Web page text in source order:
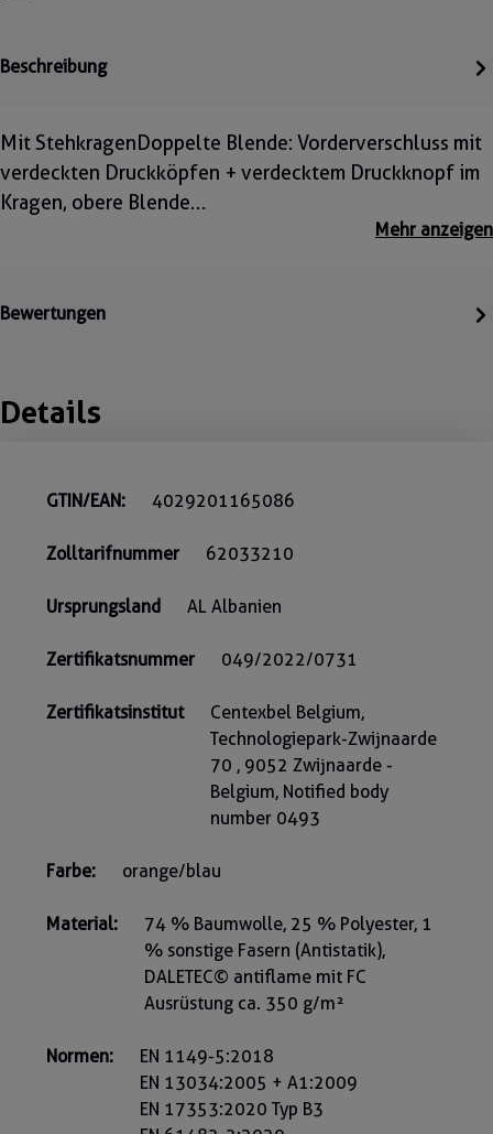
Beschreibung
Mit StehkragenDoppelte Blende: Vorderverschluss mit
verdeckten Druckköpfen + verdecktem Druckknopf im
Kragen, obere Blende…
Mehr anzeigen
Bewertungen
Details
GTIN/EAN: 4029201165086
Zolltarifnummer 62033210
Ursprungsland AL Albanien
Zertifikatsnummer 049/2022/0731
Zertifikatsinstitut
Centexbel Belgium,
Technologiepark-Zwijnaarde
70 , 9052 Zwijnaarde -
Belgium, Notified body
number 0493
Farbe: orange/blau
Material:
74 % Baumwolle, 25 % Polyester, 1
% sonstige Fasern (Antistatik),
DALETEC© antiflame mit FC
Ausrüstung ca. 350 g/m²
Normen:
EN 1149-5:2018
EN 13034:2005 + A1:2009
EN 17353:2020 Typ B3